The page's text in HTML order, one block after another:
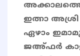
ഇത്നാ
ഏഴാം
ജഅ്ഫർ